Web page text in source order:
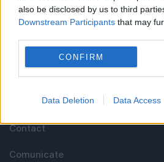
also be disclosed by us to third
Downstream Participants that may
CONFIRM
Data Deletion Data Access
relevante din toate domeniile
Media KIT
Contact
Comunicate